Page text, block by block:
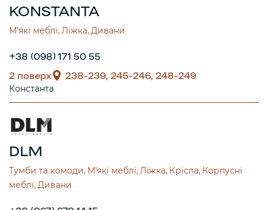
KONSTANTA
М'які меблі Ліжка Дивани
+38 (098) 171 50 55
2 поверх
238-239, 245-246, 248-249
Константа
DLM
Тумби та комоди М'які меблі Ліжка Крісла Корпусні
меблі Дивани